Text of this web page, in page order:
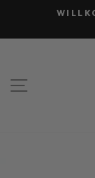
Inhalt